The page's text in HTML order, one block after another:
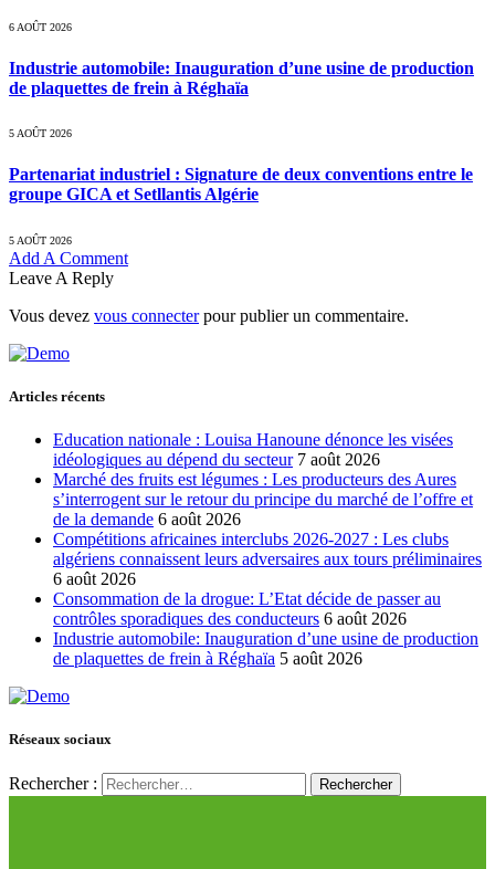
6 AOÛT 2026
Industrie automobile: Inauguration d’une usine de production
de plaquettes de frein à Réghaïa
5 AOÛT 2026
Partenariat industriel : Signature de deux conventions entre le
groupe GICA et Setllantis Algérie
5 AOÛT 2026
Add A Comment
Leave A Reply
Vous devez vous connecterpour publier un commentaire.
Articles récents
Education nationale : Louisa Hanoune dénonce les visées
idéologiques au dépend du secteur 7 août 2026
Marché des fruits est légumes : Les producteurs des Aures
s’interrogent sur le retour du principe du marché de l’offre et
de la demande 6 août 2026
Compétitions africaines interclubs 2026-2027 : Les clubs
algériens connaissent leurs adversaires aux tours préliminaires
6 août 2026
Consommation de la drogue: L’Etat décide de passer au
contrôles sporadiques des conducteurs 6 août 2026
Industrie automobile: Inauguration d’une usine de production
de plaquettes de frein à Réghaïa 5 août 2026
Réseaux sociaux
Rechercher :